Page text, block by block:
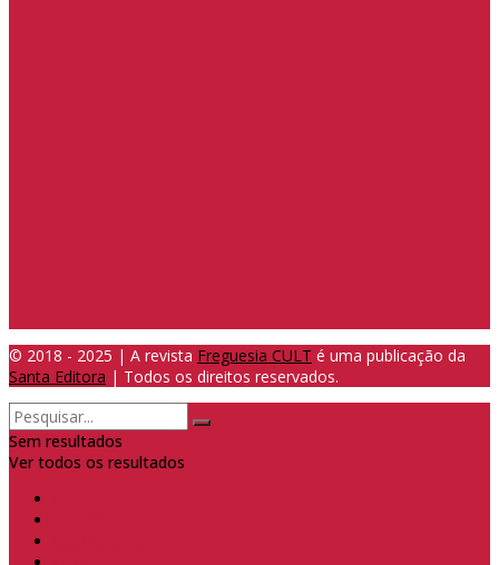
© 2018 - 2025 | A revista Freguesia CULT é uma publicação da
Santa Editora | Todos os direitos reservados.
Sem resultados
Ver todos os resultados